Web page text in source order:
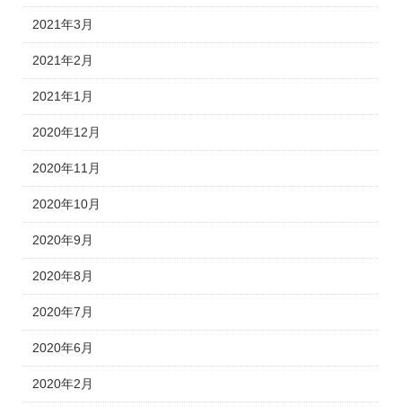
2021年3月
2021年2月
2021年1月
2020年12月
2020年11月
2020年10月
2020年9月
2020年8月
2020年7月
2020年6月
2020年2月